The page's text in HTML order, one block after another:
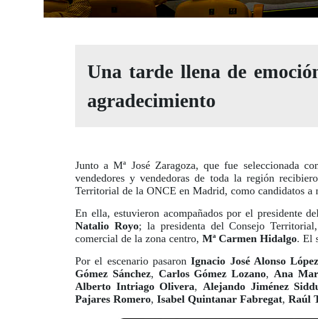
Una tarde llena de
agradecimiento
Junto a Mª José Zaragoza, que fue seleccionada
vendedores y vendedoras de toda la región
Territorial de la ONCE en Madrid, como candidatos a
En ella, estuvieron acompañados por el presidente
Natalio Royo; la presidenta del Consejo
comercial de la zona centro, Mª Carmen Hidalgo. El
Por el escenario pasaronIgnacio José Alonso López
Gómez Sánchez, Carlos Gómez Lozano,Ana
Alberto Intriago Olivera,Alejando Jiménez
Pajares Romero, Isabel Quintanar Fabregat, Raúl